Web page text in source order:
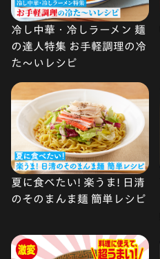
冷し中華・冷しラーメン 麺
の達人特集 お手軽調理の冷
た〜いレシピ
夏に食べたい! 楽うま! 日清
のそのまんま麺 簡単レシピ